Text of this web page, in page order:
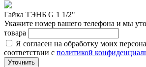
Гайка ТЭНБ G 1 1/2"
Укажите номер вашего телефона и мы
товара
Я согласен на обработку моих
соответствии с политикой
Уточнить